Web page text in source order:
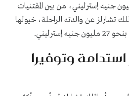
قيمتها بنحو 100 مليون جنيه إسترليني، من بين المقتنيات
تشارلز عن والدته الراحلة، خيولها
وتوفيرا